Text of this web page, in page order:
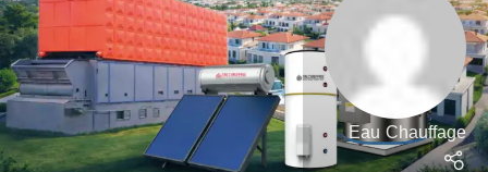
Eau Chauffage